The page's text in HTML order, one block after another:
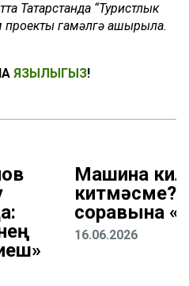
Татарстанда “Туристлык
проекты гамәлгә ашырыла.
ЯЗЫЛЫГЫЗ!
Машина
китмәсме?
соравына
16.06.2026